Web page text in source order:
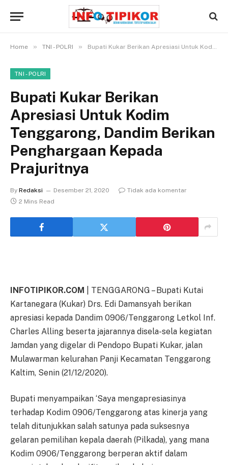
Home » TNI - POLRI » Bupati Kukar Berikan Apresiasi Untuk Kodim Tenggarong, Dandim Berikan Penghargaan Kepada Prajuritnya
TNI - POLRI
Bupati Kukar Berikan
Apresiasi Untuk Kodim
Tenggarong, Dandim Berikan
Penghargaan Kepada
Prajuritnya
By Redaksi Desember 21, 2020
Tidak ada komentar
2 Mins Read
INFOTIPIKOR.COM | TENGGARONG – Bupati Kutai
Kartanegara (Kukar) Drs. Edi Damansyah berikan
apresiasi kepada Dandim 0906/Tenggarong Letkol Inf.
Charles Alling beserta jajarannya disela-sela kegiatan
Jamdan yang digelar di Pendopo Bupati Kukar, jalan
Mulawarman kelurahan Panji Kecamatan Tenggarong
Kaltim, Senin (21/12/2020).
Bupati menyampaikan ‘Saya mengapresiasinya
terhadap Kodim 0906/Tenggarong atas kinerja yang
telah ditunjukkan salah satunya pada suksesnya
gelaran pemilihan kepala daerah (Pilkada), yang mana
Kodim 0906/Tenggarong berperan aktif dalam